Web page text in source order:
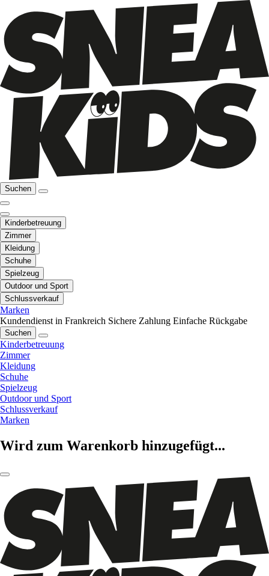
Suchen
Kinderbetreuung
Zimmer
Kleidung
Schuhe
Spielzeug
Outdoor und Sport
Schlussverkauf
Marken
Kundendienst in Frankreich Sichere Zahlung Einfache Rückgabe
Suchen
Kinderbetreuung
Zimmer
Kleidung
Schuhe
Spielzeug
Outdoor und Sport
Schlussverkauf
Marken
Wird zum Warenkorb hinzugefügt...